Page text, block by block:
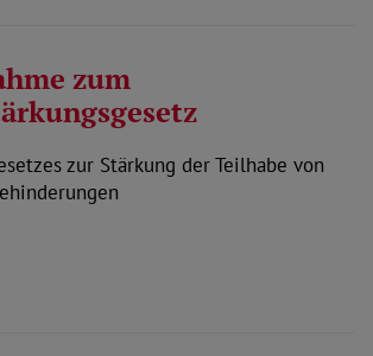
zum
zur Stärkung der Teilhabe von